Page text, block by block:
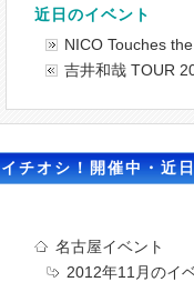
近日のイベント
NICO Touches
吉井和哉 TOUR
イチオシ！開催中・近
名古屋イベント
2012年11月のイ